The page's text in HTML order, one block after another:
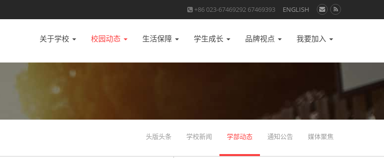
+86 023-67469292 67469393 ENGLISH
关于学校 校园动态 生活保障 学生成长 品牌视点 我要加入
头版头条 学校新闻 学部动态 通知公告 媒体聚焦